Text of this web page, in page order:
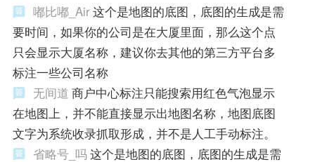
嘟比嘟_Air这个是地图的底图，底图的生成是需
要时间，如果你的公司是在大厦里面，那么这个点
只会显示大厦名称，建议你去其他的第三方平台多
标注一些公司名称
无间道 商户中心标注只能搜索用红色气泡显示
在地图上，并不能直接显示出地图名称，地图底图
文字为系统收录抓取形成，并不是人工手动标注。
省略号_吗这个是地图的底图，底图的生成是需